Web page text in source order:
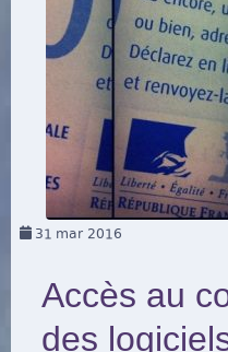
31 mar 2016
Accès au
des